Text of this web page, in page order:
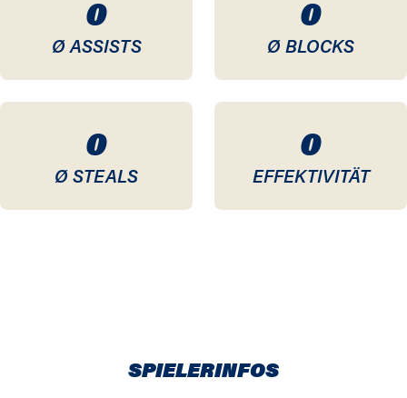
0
Ø ASSISTS
0
Ø BLOCKS
0
Ø STEALS
0
EFFEKTIVITÄT
SPIELERINFOS